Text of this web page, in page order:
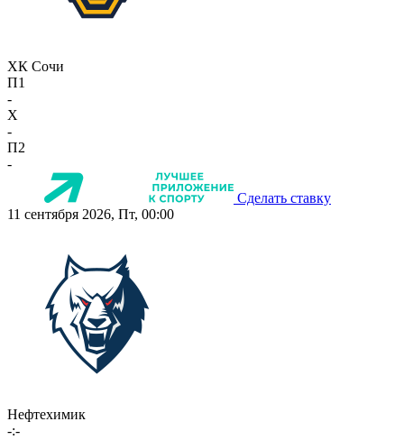
ХК Сочи
П1
-
X
-
П2
-
Сделать ставку
11 сентября 2026, Пт, 00:00
Нефтехимик
-:-